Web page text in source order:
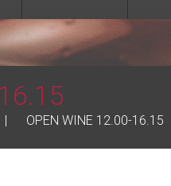
OPEN WINE 12.00-16.15